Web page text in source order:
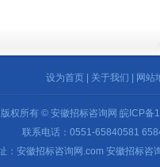
设为首页| 关于我们 网站
版权所有 © 安徽招标咨询网 皖ICP备
联系电话：0551-65840581
：安徽招标咨询网.com 安徽招标咨